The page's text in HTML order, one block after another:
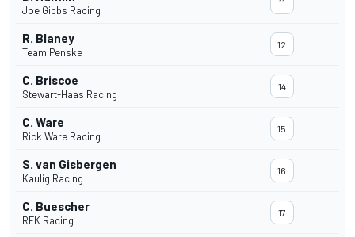
Joe Gibbs Racing
11
R. Blaney
Team Penske
12
C. Briscoe
Stewart-Haas Racing
14
C. Ware
Rick Ware Racing
15
S. van Gisbergen
Kaulig Racing
16
C. Buescher
RFK Racing
17